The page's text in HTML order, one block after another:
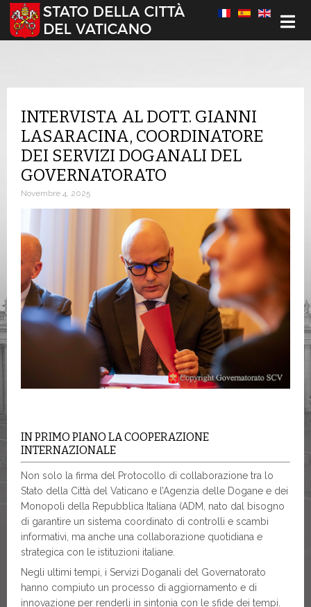
Seleziona la tua lingua
INTERVISTA AL DOTT. GIANNI
LASARACINA, COORDINATORE
DEI SERVIZI DOGANALI DEL
GOVERNATORATO
Novembre 4, 2025
IN PRIMO PIANO LA COOPERAZIONE
INTERNAZIONALE
Non solo la firma del Protocollo di collaborazione tra lo
Stato della Città del Vaticano e l’Agenzia delle Dogane e dei
Monopoli della Repubblica Italiana (ADM, nato dal bisogno
di garantire un sistema coordinato di controlli e scambi
informativi, ma anche una collaborazione quotidiana e
strategica con le istituzioni italiane.
Negli ultimi tempi, i Servizi Doganali del Governatorato
hanno compiuto un processo di aggiornamento e di
innovazione per renderli in sintonia con le sfide dei tempi.